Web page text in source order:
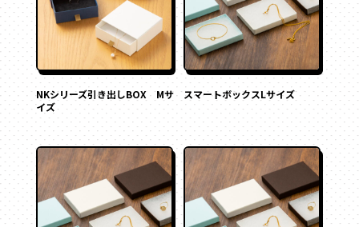
NKシリーズ引き出しBOX Mサ
イズ
スマートボックスLサイズ